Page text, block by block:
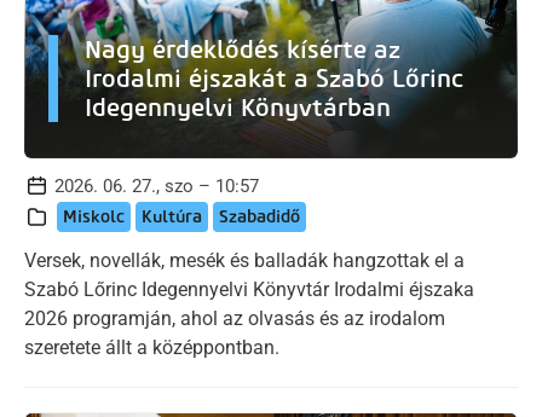
Nagy érdeklődés kísérte az
Irodalmi éjszakát a Szabó Lőrinc
Idegennyelvi Könyvtárban
2026. 06. 27., szo – 10:57
Miskolc Kultúra Szabadidő
Versek, novellák, mesék és balladák hangzottak el a
Szabó Lőrinc Idegennyelvi Könyvtár Irodalmi éjszaka
2026 programján, ahol az olvasás és az irodalom
szeretete állt a középpontban.